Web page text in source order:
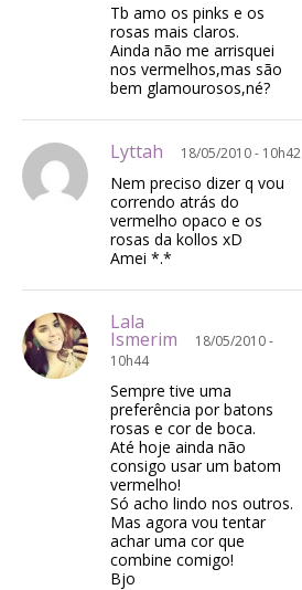
Tb amo os pinks e os
rosas mais claros.
Ainda não me arrisquei
nos vermelhos,mas são
bem glamourosos,né?
Lyttah 18/05/2010 - 10h42
Nem preciso dizer q vou
correndo atrás do
vermelho opaco e os
rosas da kollos xD
Amei *.*
Lala
Ismerim
18/05/2010 -
10h44
Sempre tive uma
preferência por batons
rosas e cor de boca.
Até hoje ainda não
consigo usar um batom
vermelho!
Só acho lindo nos outros.
Mas agora vou tentar
achar uma cor que
combine comigo!
Bjo